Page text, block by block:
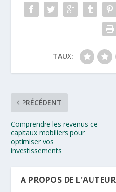
TAUX:
PRÉCÉDENT
Comprendre les revenus de
capitaux mobiliers pour
optimiser vos
investissements
A PROPOS DE L'AUTEUR